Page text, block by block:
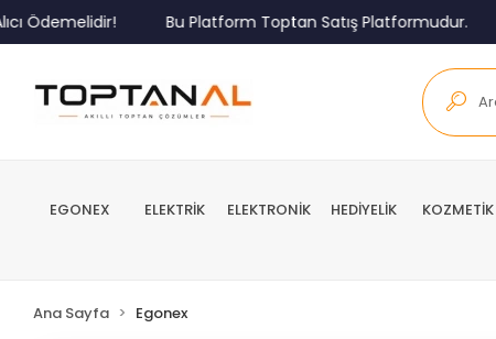
Bu Platform Toptan Satış Platformudur.
EGONEX ELEKTRİK ELEKTRONİK HEDİYELİK KOZMETİK
Ana Sayfa Egonex